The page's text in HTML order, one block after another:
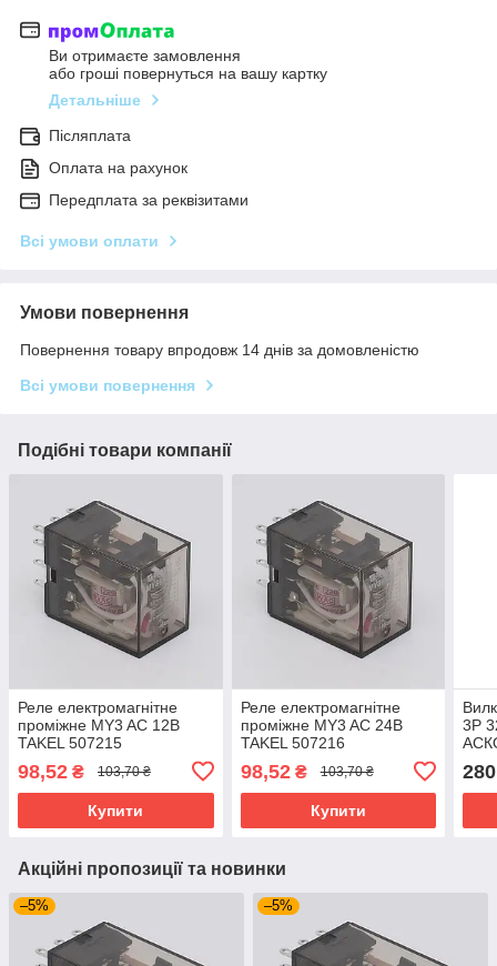
Ви отримаєте замовлення
або гроші повернуться на вашу картку
Детальніше
Післяплата
Оплата на рахунок
Передплата за реквізитами
Всі умови оплати
Умови повернення
Повернення товару впродовж 14 днів за домовленістю
Всі умови повернення
Подібні товари компанії
Реле електромагнітне
проміжне MY3 AC 12В
TAKEL 507215
98,52 ₴ 103,70 ₴
Купити
Реле електромагнітне
проміжне MY3 AC 24В
TAKEL 507216
98,52₴ 103,70 ₴
Купити
3P
Акційні пропозиції та новинки
–5% –5%